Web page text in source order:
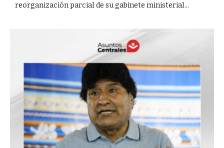
reorganización parcial de su gabinete ministerial...